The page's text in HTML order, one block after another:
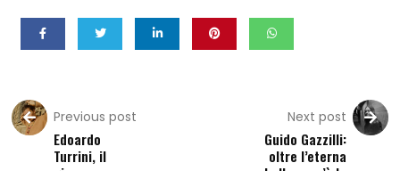
Previous post
Edoardo
Turrini, il
Next post
Guido Gazzilli:
oltre l’eterna